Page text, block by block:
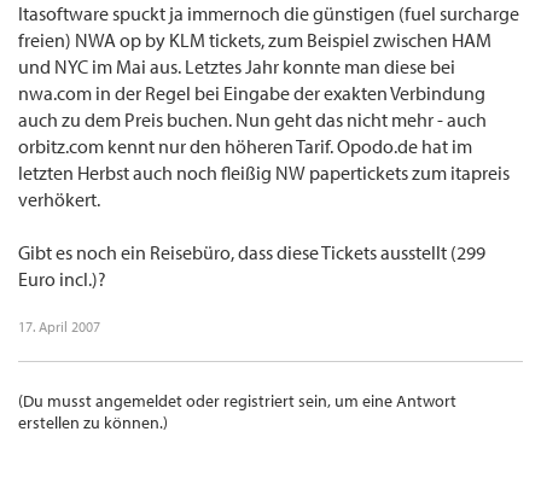
Itasoftware spuckt ja immernoch die günstigen (fuel surcharge
freien) NWA op by KLM tickets, zum Beispiel zwischen HAM
und NYC im Mai aus. Letztes Jahr konnte man diese bei
nwa.com in der Regel bei Eingabe der exakten Verbindung
auch zu dem Preis buchen. Nun geht das nicht mehr - auch
orbitz.com kennt nur den höheren Tarif. Opodo.de hat im
letzten Herbst auch noch fleißig NW papertickets zum itapreis
verhökert.
Gibt es noch ein Reisebüro, dass diese Tickets ausstellt (299
Euro incl.)?
17. April 2007
(Du musst angemeldet oder registriert sein, um eine Antwort
erstellen zu können.)